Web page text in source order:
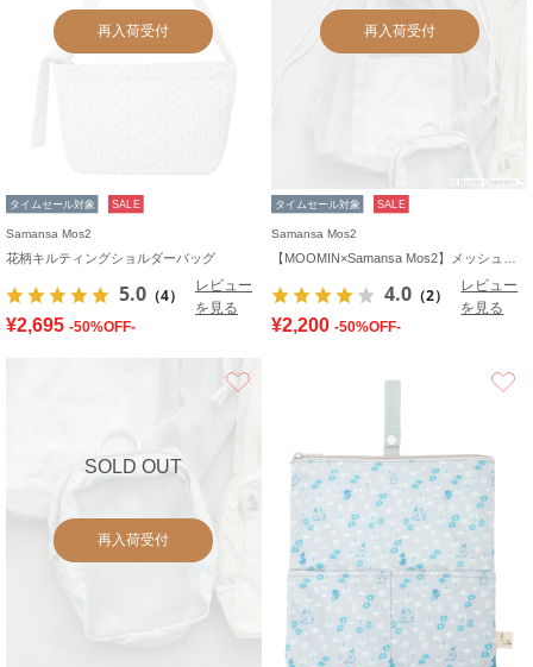
再入荷受付
タイムセール対象 SALE
Samansa Mos2
花柄キルティングショルダーバッグ
5.0 （4）
レビュー
を見る
¥2,695 -50%OFF-
再入荷受付
タイムセール対象 SALE
Samansa Mos2
4.0 （2）
レビュー
を見る
¥2,200 -50%OFF-
SOLD OUT
再入荷受付